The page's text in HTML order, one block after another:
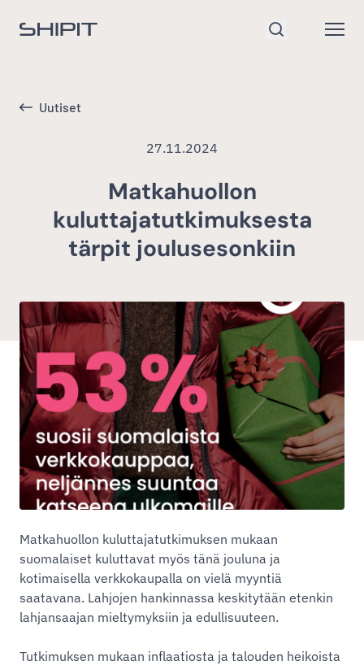
Siirry etusivulle
Uutiset
27.11.2024
Matkahuollon
kuluttajatutkimuksesta
tärpit joulusesonkiin
Matkahuollon kuluttajatutkimuksen mukaan
suomalaiset kuluttavat myös tänä jouluna ja
kotimaisella verkkokaupalla on vielä myyntiä
saatavana. Lahjojen hankinnassa keskitytään etenkin
lahjansaajan mieltymyksiin ja edullisuuteen.
Tutkimuksen mukaan inflaatiosta ja talouden heikoista